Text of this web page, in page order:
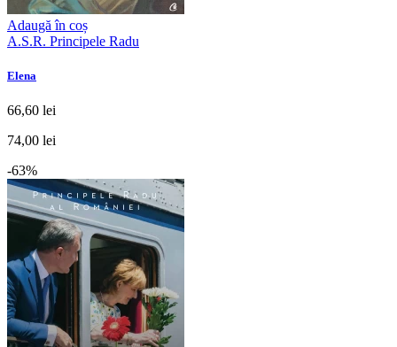
Adaugă în coș
A.S.R. Principele Radu
Elena
66,60 lei
74,00 lei
-63%